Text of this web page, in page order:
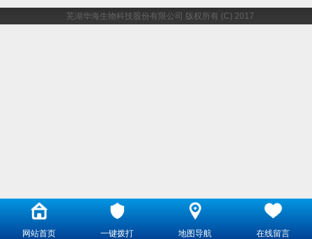
芜湖华海生物科技股份有限公司 版权所有 (C) 2017
网站首页 一键拨打 地图导航 在线留言